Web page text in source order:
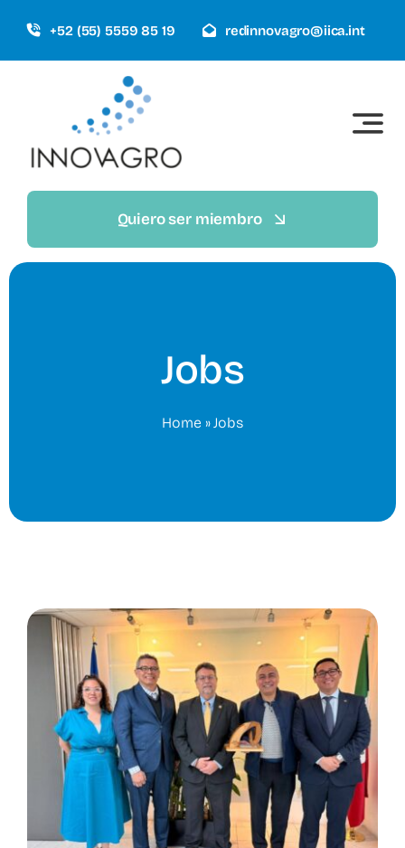
contenido
+52 (55) 5559 85 19 redinnovagro@iica.int
Quiero ser miembro
Jobs
Home » Jobs